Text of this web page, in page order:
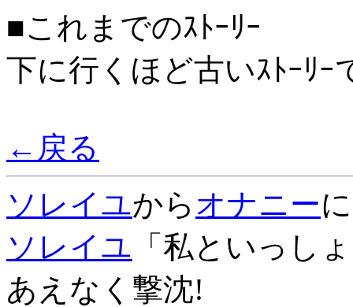
■これまでのｽﾄｰﾘｰ
下に行くほど古いｽﾄｰﾘｰ
←戻る
ソレイユから オナニー
ソレイユ 「私といっし
あえなく撃沈!